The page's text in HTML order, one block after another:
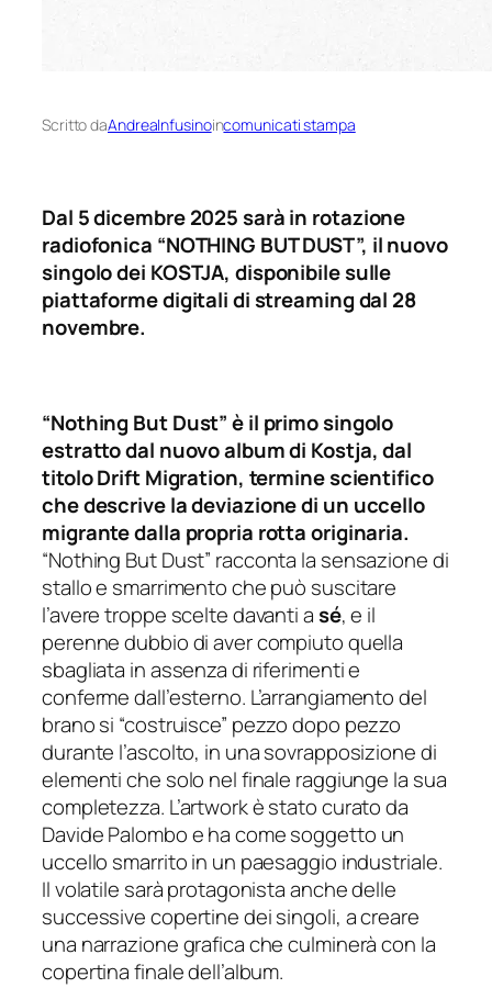
Scritto daAndreaInfusinoincomunicati stampa
Dal 5 dicembre 2025 sarà in rotazione
radiofonica “NOTHING BUT DUST”, il nuovo
singolo dei KOSTJA, disponibile sulle
piattaforme digitali di streaming dal 28
novembre.
“Nothing But Dust” è il primo singolo
estratto dal nuovo album di Kostja, dal
titolo Drift Migration, termine scientifico
che descrive la deviazione di un uccello
migrante dalla propria rotta originaria.
“Nothing But Dust” racconta la sensazione di
stallo e smarrimento che può suscitare
l’avere troppe scelte davanti asé, e il
perenne dubbio di aver compiuto quella
sbagliata in assenza di riferimenti e
conferme dall’esterno. L’arrangiamento del
brano si “costruisce” pezzo dopo pezzo
durante l’ascolto, in una sovrapposizione di
elementi che solo nel finale raggiunge la sua
completezza. L’artwork è stato curato da
Davide Palombo e ha come soggetto un
uccello smarrito in un paesaggio industriale.
Il volatile sarà protagonista anche delle
successive copertine dei singoli, a creare
una narrazione grafica che culminerà con la
copertina finale dell’album.